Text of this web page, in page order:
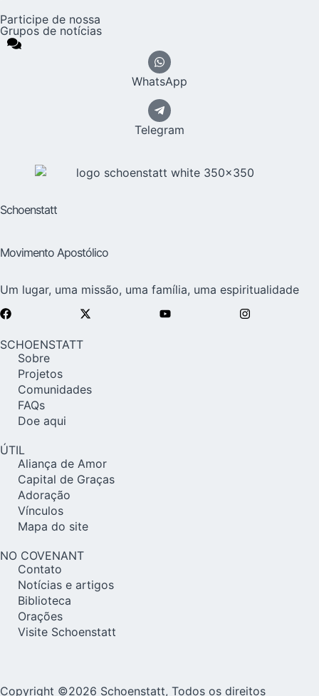
Participe de nossa
Grupos de notícias
WhatsApp
Telegram
Schoenstatt
Movimento Apostólico
Um lugar, uma missão, uma família, uma espiritualidade
SCHOENSTATT
Sobre
Projetos
Comunidades
FAQs
Doe aqui
ÚTIL
Aliança de Amor
Capital de Graças
Adoração
Vínculos
Mapa do site
NO COVENANT
Contato
Notícias e artigos
Biblioteca
Orações
Visite Schoenstatt
Copyright ©2026 Schoenstatt, Todos os direitos